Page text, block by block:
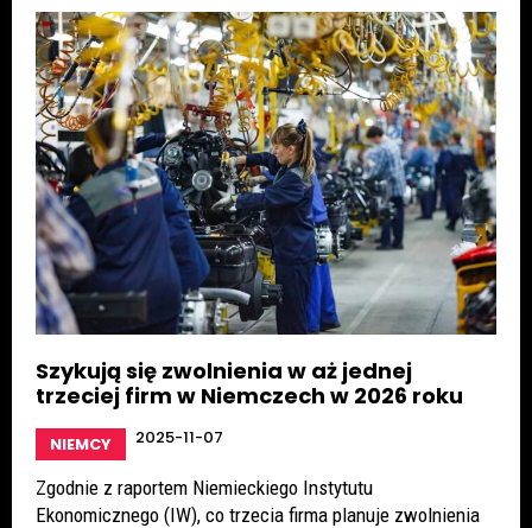
Szykują się zwolnienia w aż jednej
trzeciej firm w Niemczech w 2026 roku
NIEMCY 2025-11-07
Zgodnie z raportem Niemieckiego Instytutu
Ekonomicznego (IW), co trzecia firma planuje zwolnienia